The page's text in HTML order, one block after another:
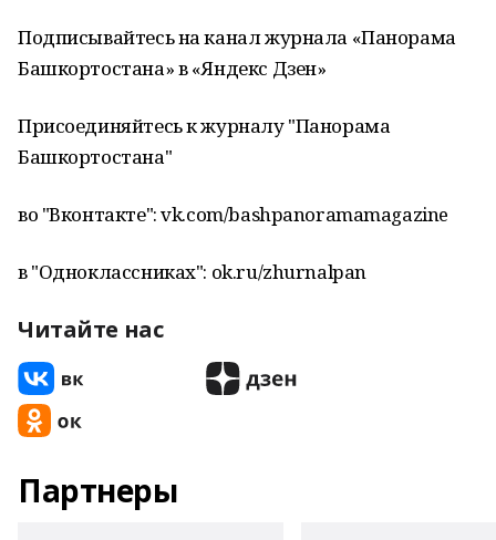
Подписывайтесь на канал журнала «Панорама
Башкортостана» в «Яндекс Дзен»
Присоединяйтесь к журналу "Панорама
Башкортостана"
во "Вконтакте": vk.com/bashpanoramamagazine
в "Одноклассниках": ok.ru/zhurnalpan
Читайте нас
Партнеры